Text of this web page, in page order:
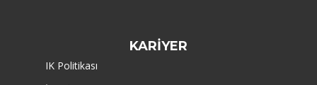
KARİYER
IK Politikası